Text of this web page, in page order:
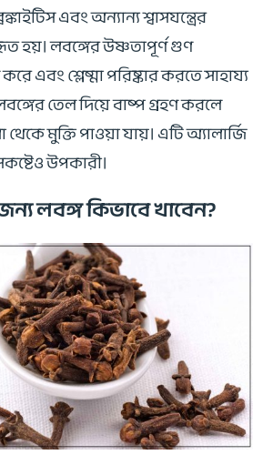
এবং অন্যান্য শ্বাসযন্ত্রের
হয়। লবঙ্গের উষ্ণতাপূর্ণ গুণ
এবং শ্লেষ্মা পরিষ্কার করতে সাহায্য
তেল দিয়ে বাষ্প গ্রহণ করলে
থেকে মুক্তি পাওয়া যায়। এটি অ্যালার্জি
উপকারী।
লবঙ্গ কিভাবে খাবেন?